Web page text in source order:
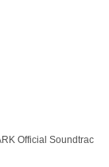
Official Soundtrac